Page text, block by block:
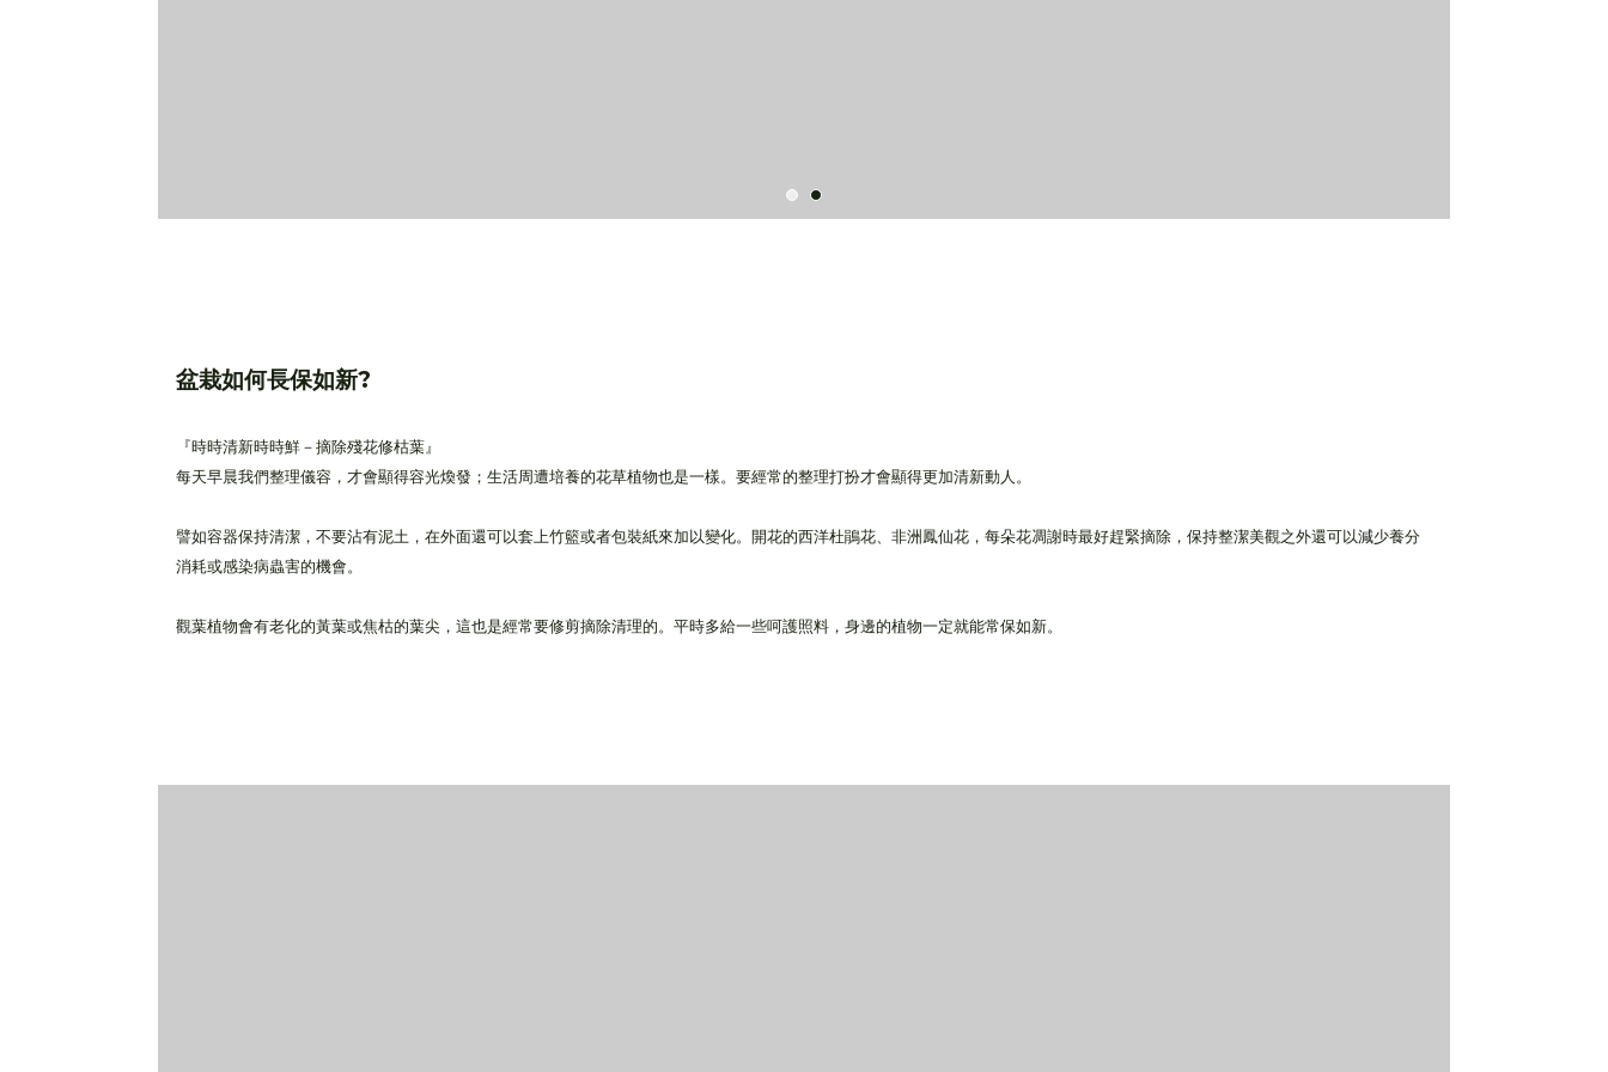
盆栽如何長保如新?
『時時清新時時鮮－摘除殘花修枯葉』
每天早晨我們整理儀容，才會顯得容光煥發；生活周遭培養的花草植物也是一樣。要經常的整理打扮才會顯得更加清新動人。
譬如容器保持清潔，不要沾有泥土，在外面還可以套上竹籃或者包裝紙來加以變化。開花的西洋杜鵑花、非洲鳳仙花，每朵花凋謝時最好趕緊摘除，保持整潔美觀之外還可以減少養分
消耗或感染病蟲害的機會。
觀葉植物會有老化的黃葉或焦枯的葉尖，這也是經常要修剪摘除清理的。平時多給一些呵護照料，身邊的植物一定就能常保如新。